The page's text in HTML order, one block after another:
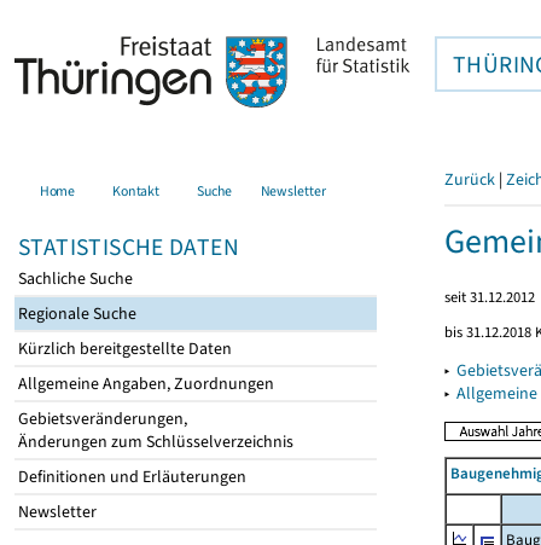
Home Kontakt Suche Newsletter
STATISTISCHE DATEN
Sachliche Suche
Regionale Suche
Kürzlich bereitgestellte Daten
Allgemeine Angaben, Zuordnungen
Gebietsveränderungen,
Änderungen zum Schlüsselverzeichnis
Definitionen und Erläuterungen
Newsletter
Zurück |
seit 31.12.2012
bis 31.12.2018
▸
▸